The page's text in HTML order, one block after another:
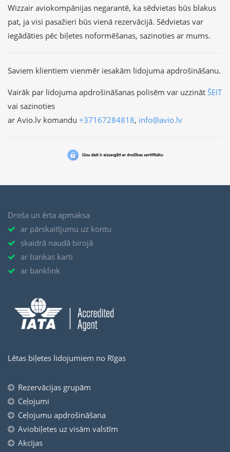
Wizzair aviokompānijas negarantē, ka sēdvietas būs blakus
pat, ja visi pasažieri būs vienā rezervācijā. Sēdvietas var
iegādāties pēc biļetes noformēšanas, sazinoties ar mums.
Saviem klientiem vienmēr iesakām lidojuma apdrošināšanu.
Vairāk par lidojuma apdrošināšanas polisēm var uzzināt ŠEIT
vai sazinoties
ar Avio.lv komandu +37167284818, info@avio.lv
Droša un ērta apmaksa
ar pārskaitījumu uz kontu
skaidrā naudā birojā
ar bankas karti
ar banklink
Lētas biļetes lidojumiem no Rīgas
Rezervācijas grupām
Ceļojumi
Ceļojumu apdrošināšana
Aviobiļetes uz visām valstīm
Akcijas